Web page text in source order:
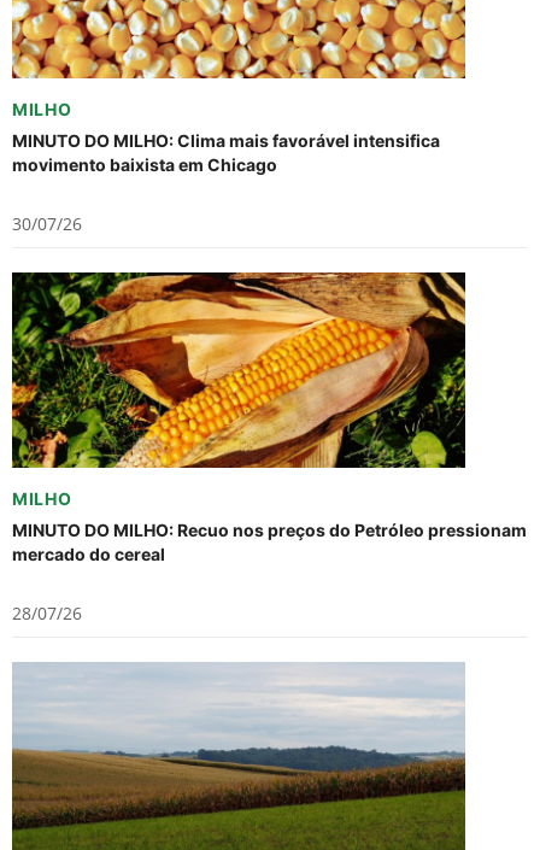
MILHO
MINUTO DO MILHO: Clima mais favorável intensifica
movimento baixista em Chicago
30/07/26
MILHO
MINUTO DO MILHO: Recuo nos preços do Petróleo pressionam
mercado do cereal
28/07/26